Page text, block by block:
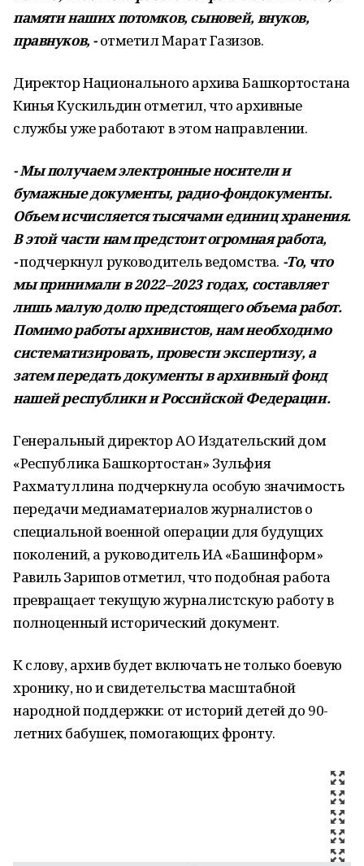
памяти наших потомков, сыновей, внуков,
правнуков, - отметил Марат Газизов.
Директор Национального архива Башкортостана
Кинья Кускильдин отметил, что архивные
службы уже работают в этом направлении.
- Мы получаем электронные носители и
бумажные документы, радио-фондокументы.
Объем исчисляется тысячами единиц хранения.
В этой части нам предстоит огромная работа,
-подчеркнул руководитель ведомства. -То, что
мы принимали в 2022–2023 годах, составляет
лишь малую долю предстоящего объема работ.
Помимо работы архивистов, нам необходимо
систематизировать, провести экспертизу, а
затем передать документы в архивный фонд
нашей республики и Российской Федерации.
Генеральный директор АО Издательский дом
«Республика Башкортостан» Зульфия
Рахматуллина подчеркнула особую значимость
передачи медиаматериалов журналистов о
специальной военной операции для будущих
поколений, а руководитель ИА «Башинформ»
Равиль Зарипов отметил, что подобная работа
превращает текущую журналистскую работу в
полноценный исторический документ.
К слову, архив будет включать не только боевую
хронику, но и свидетельства масштабной
народной поддержки: от историй детей до 90-
летних бабушек, помогающих фронту.